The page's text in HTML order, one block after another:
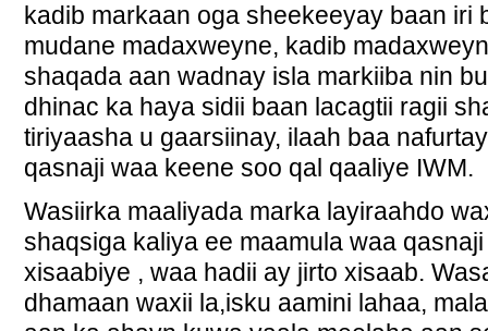
kadib markaan oga sheekeeyay baan iri
mudane madaxweyne, kadib
shaqada aan wadnay isla markiiba nin
dhinac ka haya sidii baan lacagtii ragii
tiriyaasha u gaarsiinay, ilaah baa
qasnaji waa keene soo qal qaaliye IWM.
Wasiirka maaliyada marka layiraahdo
shaqsiga kaliya ee maamula waa
xisaabiye , waa hadii ay jirto xisaab.
dhamaan waxii la,isku aamini lahaa,